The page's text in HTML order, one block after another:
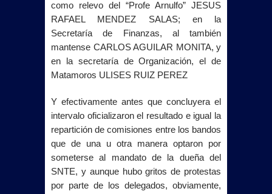
como relevo del “Profe Arnulfo” JESUS
RAFAEL MENDEZ SALAS; en la
Secretaría de Finanzas, al también
mantense CARLOS AGUILAR MONITA, y
en la secretaría de Organización, el de
Matamoros ULISES RUIZ PEREZ
Y efectivamente antes que concluyera el
intervalo oficializaron el resultado e igual la
repartición de comisiones entre los bandos
que de una u otra manera optaron por
someterse al mandato de la dueña del
SNTE, y aunque hubo gritos de protestas
por parte de los delegados, obviamente,